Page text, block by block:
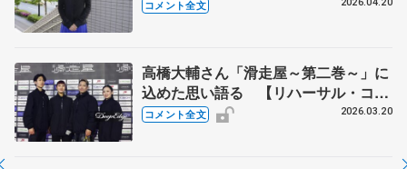
コメント全文 2026.04.20
高橋大輔さん「滑走屋～第二巻～」に
込めた思い語る 【リハーサル・コメ
ント全文】
コメント全文 2026.03.20